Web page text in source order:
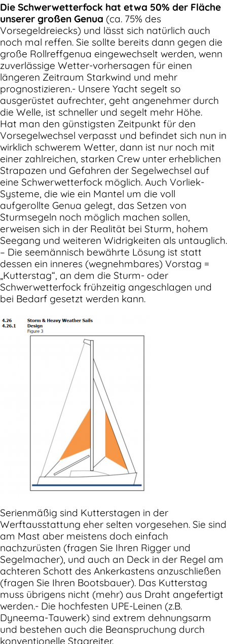
Die Schwerwetterfock hat etwa 50% der Fläche
unserer großen Genua (ca. 75% des
Vorsegeldreiecks) und lässt sich natürlich auch
noch mal reffen. Sie sollte bereits dann gegen die
große Rollreffgenua eingewechselt werden, wenn
zuverlässige Wetter-vorhersagen für einen
längeren Zeitraum Starkwind und mehr
prognostizieren.- Unsere Yacht segelt so
ausgerüstet aufrechter, geht angenehmer durch
die Welle, ist schneller und segelt mehr Höhe.
Hat man den günstigsten Zeitpunkt für den
Vorsegelwechsel verpasst und befindet sich nun in
wirklich schwerem Wetter, dann ist nur noch mit
einer zahlreichen, starken Crew unter erheblichen
Strapazen und Gefahren der Segelwechsel auf
eine Schwerwetterfock möglich. Auch Vorliek-
Systeme, die wie ein Mantel um die voll
aufgerollte Genua gelegt, das Setzen von
Sturmsegeln noch möglich machen sollen,
erweisen sich in der Realität bei Sturm, hohem
Seegang und weiteren Widrigkeiten als untauglich.
– Die seemännisch bewährte Lösung ist statt
dessen ein inneres (wegnehmbares) Vorstag =
„Kutterstag“, an dem die Sturm- oder
Schwerwetterfock frühzeitig angeschlagen und
bei Bedarf gesetzt werden kann.
Serienmäßig sind Kutterstagen in der
Werftausstattung eher selten vorgesehen. Sie sind
am Mast aber meistens doch einfach
nachzurüsten (fragen Sie Ihren Rigger und
Segelmacher), und auch an Deck in der Regel am
achteren Schott des Ankerkastens anzuschließen
(fragen Sie Ihren Bootsbauer). Das Kutterstag
muss übrigens nicht (mehr) aus Draht angefertigt
werden.- Die hochfesten UPE-Leinen (z.B.
Dyneema-Tauwerk) sind extrem dehnungsarm
und bestehen auch die Beanspruchung durch
konventionelle Stagreiter.